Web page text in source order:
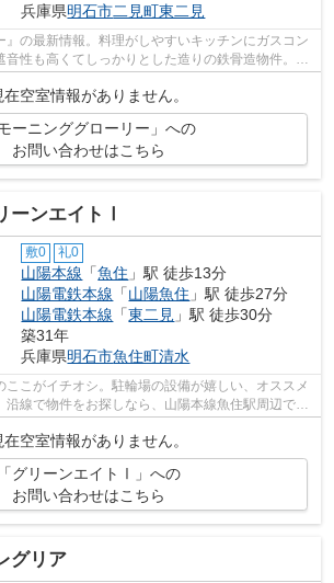
兵庫県明石市二見町東二見
』の最新情報。料理がしやすいキッチンにガスコン
音性も高くてしっかりとした造りの鉄骨造物件。す
在空室情報がありません。
モーニンググローリー」への
お問い合わせはこちら
ーンエイトⅠ
敷0 礼0
山陽本線 「魚住 」駅 徒歩13分
山陽電鉄本線 「山陽魚住 」駅 徒歩27分
山陽電鉄本線 「東二見 」駅 徒歩30分
築31年
兵庫県明石市魚住町清水
ここがイチオシ。駐輪場の設備が嬉しい、オススメ
沿線で物件をお探しなら、山陽本線魚住駅周辺で探
在空室情報がありません。
「グリーンエイトⅠ」への
お問い合わせはこちら
グリア